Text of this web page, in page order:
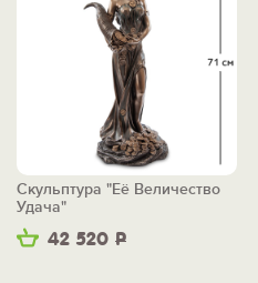
42 520 Р
Скульптура "Её Величество
Удача"